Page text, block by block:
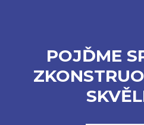
POJĎME